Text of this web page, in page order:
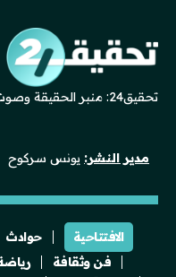
تحقيق24: منبر الحقيقة وصوت المصداقية.
مدير النشر: يونس سركوح
الافتتاحية حوادث
فن وثقافة